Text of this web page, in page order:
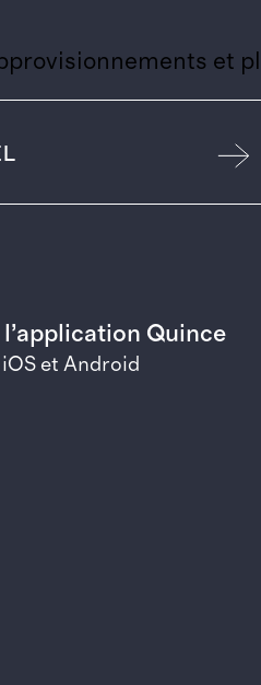
et
Quince
et Android